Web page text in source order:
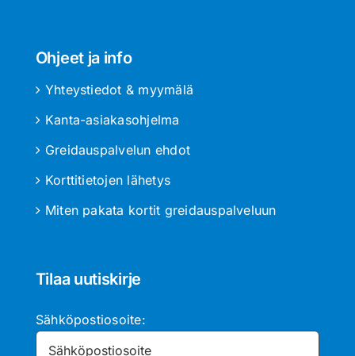
Ohjeet ja info
Yhteystiedot & myymälä
Kanta-asiakasohjelma
Greidauspalvelun ehdot
Korttitietojen lähetys
Miten pakata kortit greidauspalveluun
Tilaa uutiskirje
Sähköpostiosoite: